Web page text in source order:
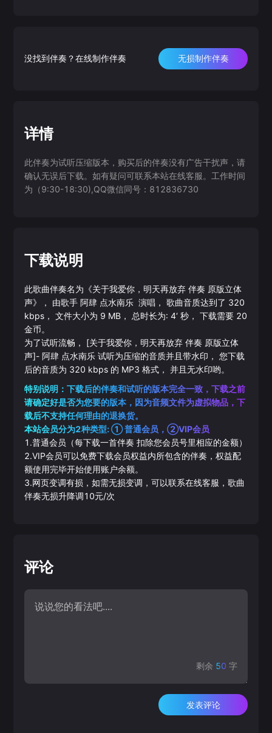
没找到伴奏？在线制作伴奏 无损制作伴奏
详情
此伴奏为试听压缩版本，购买后的伴奏没有广告干扰声，请
确认无误后下载。如有疑问可联系本站在线客服。工作时间
为（9:30-18:30),QQ微信同号：812836730
下载说明
此歌曲伴奏名为《关于我爱你，明天再放弃 伴奏 原版立体
声》， 由歌手 阿肆 点水南乐 演唱， 歌曲音质达到了 320
kbps， 文件大小为 9 MB， 总时长为: 4‘秒， 下载需要 20
金币。
为了试听流畅， [关于我爱你，明天再放弃 伴奏 原版立体
声]- 阿肆 点水南乐 试听为压缩的音质并且带水印， 您下载
后的音质为 320 kbps 的 MP3 格式， 并且无水印哟。
特别说明：下载后的伴奏和试听的版本完全一致，下载之前
请确定好是否为您要的版本，因为音频文件为虚拟物品，下
载后不支持任何理由的退换货。
本站会员分为2种类型: ① 普通会员，②VIP会员
1.普通会员（每下载一首伴奏 扣除您会员号里相应的金额）
2.VIP会员可以免费下载会员权益内所包含的伴奏，权益配
额使用完毕开始使用账户余额。
3.网页变调有损，如需无损变调，可以联系在线客服，歌曲
伴奏无损升降调10元/次
评论
剩余 50 字
发表评论